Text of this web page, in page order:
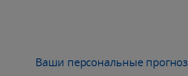
Ваши персональные